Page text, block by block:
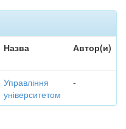
Назва Автор(и)
Управління
університетом
-